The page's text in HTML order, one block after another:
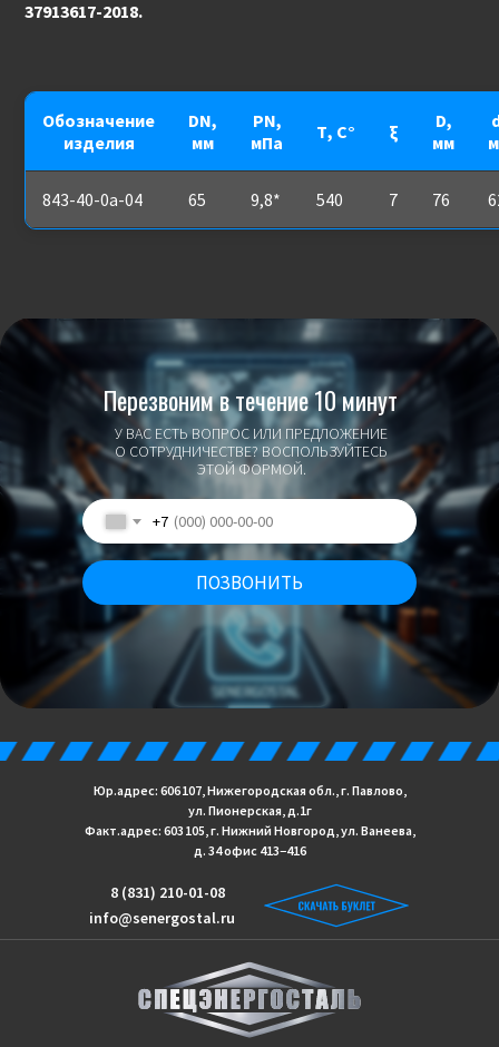
37913617-2018.
Обозначение
изделия
DN,
мм
PN,
мПа
Т, С° ξ
D,
мм
843-40-0а-04 65 9,8* 540 7 76
У ВАС ЕСТЬ ВОПРОС ИЛИ ПРЕДЛОЖЕНИЕ
О СОТРУДНИЧЕСТВЕ? ВОСПОЛЬЗУЙТЕСЬ
ЭТОЙ ФОРМОЙ.
Перезвоним в течение 10 минут
+7
ПОЗВОНИТЬ
info@senergostal.ru
8 (831) 210-01-08
Юр.адрес: 606 107, Нижегородская обл., г. Павлово,
ул. Пионерская, д.1г
Факт.адрес: 603 105, г. Нижний Новгород, ул. Ванеева,
д. 34 офис 413−416